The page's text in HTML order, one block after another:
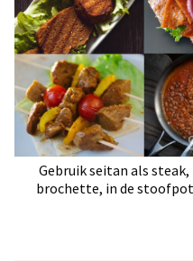
Gebruik seitan als
brochette, in de stoofpot